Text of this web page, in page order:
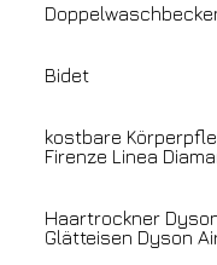
Bidet
kostbare
Firenze Linea
Haartrockner
Glätteisen Dyson